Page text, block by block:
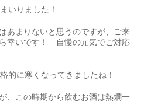
いりました！
あまりないと思うのですが、ご来
幸いです！ 自慢の元気でご対応
的に寒くなってきましたね！
、この時期から飲むお酒は熱燗一